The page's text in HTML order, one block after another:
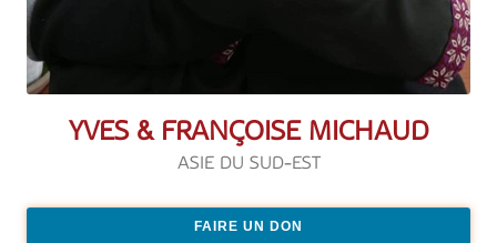
YVES & FRANÇOISE MICHAUD
ASIE DU SUD-EST
FAIRE UN DON